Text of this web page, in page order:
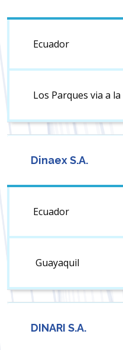
Ecuador
Los Parques via a
Dinaex S.A.
Ecuador
Guayaquil
DINARI S.A.